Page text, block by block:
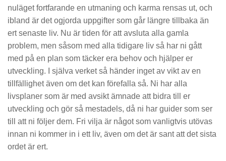
nuläget fortfarande en utmaning och karma rensas ut, och
ibland är det ogjorda uppgifter som går längre tillbaka än
ert senaste liv. Nu är tiden för att avsluta alla gamla
problem, men såsom med alla tidigare liv så har ni gått
med på en plan som täcker era behov och hjälper er
utveckling. I själva verket så händer inget av vikt av en
tillfällighet även om det kan förefalla så. Ni har alla
livsplaner som är med avsikt ämnade att bidra till er
utveckling och gör så mestadels, då ni har guider som ser
till att ni följer dem. Fri vilja är något som vanligtvis utövas
innan ni kommer in i ett liv, även om det är sant att det sista
ordet är ert.